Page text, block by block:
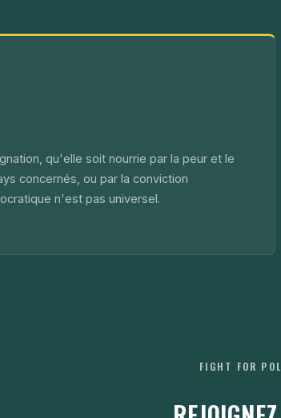
qu'elle soit nourrie par la peur et le
concernés, ou par la conviction
n'est pas universel.
FIGHT FOR